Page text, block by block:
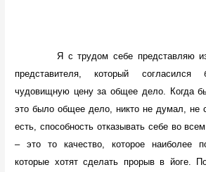
Я с трудом себе представляю
представителя, который
чудовищную цену за общее дело. Когда
это было общее дело, никто не думал, не
есть, способность отказывать себе во
– это то качество, которое наиболее
которые хотят сделать прорыв в йоге.